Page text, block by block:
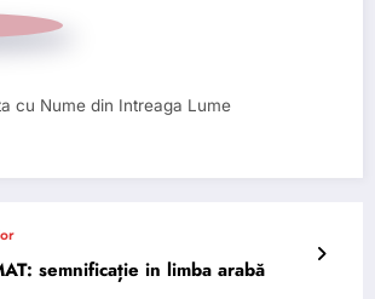
cu Nume din Intreaga Lume
semnificație in limba arabă